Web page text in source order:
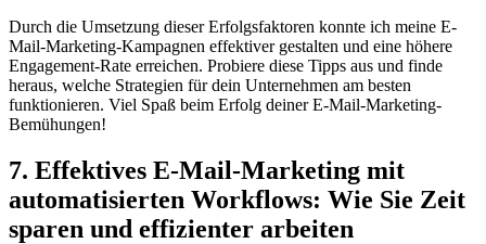
Durch die Umsetzung dieser Erfolgsfaktoren konnte ich meine E-
Mail-Marketing-Kampagnen effektiver gestalten und eine höhere
Engagement-Rate erreichen. Probiere diese Tipps aus und finde
heraus, welche Strategien für dein Unternehmen am besten
funktionieren. Viel Spaß beim Erfolg deiner E-Mail-Marketing-
Bemühungen!
7. Effektives E-Mail-Marketing mit
automatisierten Workflows: Wie Sie Zeit
sparen und effizienter arbeiten